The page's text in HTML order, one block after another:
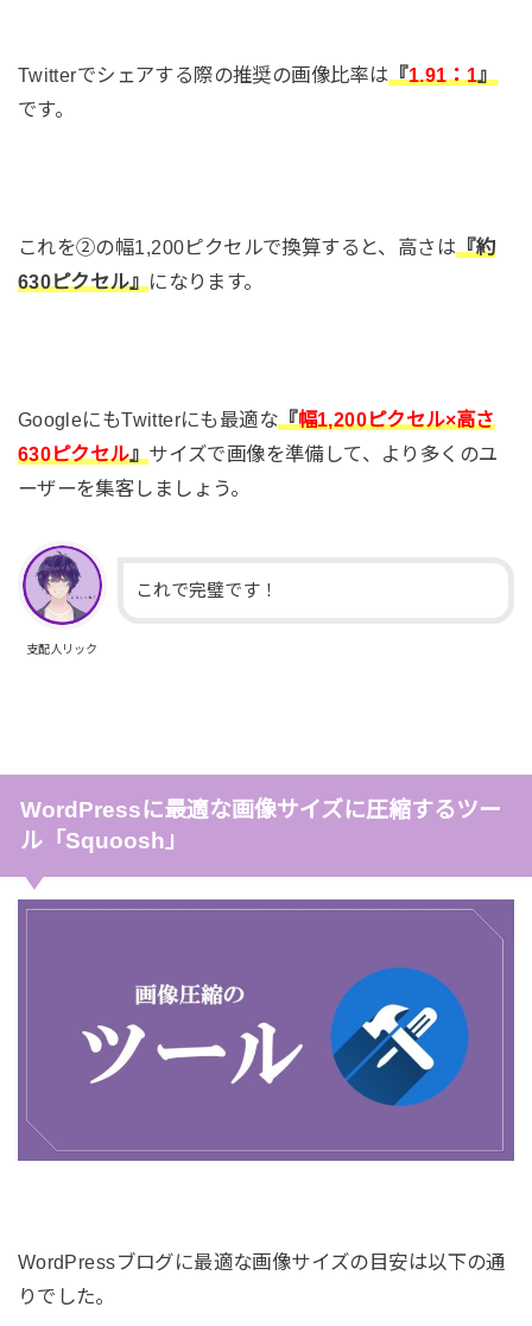
Twitterでシェアする際の推奨の画像比率は『1.91：1』
です。
これを②の幅1,200ピクセルで換算すると、高さは『約
630ピクセル』になります。
GoogleにもTwitterにも最適な『幅1,200ピクセル×高さ
630ピクセル』サイズで画像を準備して、より多くのユ
ーザーを集客しましょう。
支配人リック
これで完璧です！
WordPressに最適な画像サイズに圧縮するツー
ル「Squoosh」
WordPressブログに最適な画像サイズの目安は以下の通
りでした。